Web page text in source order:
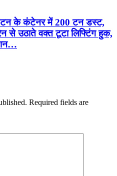
टन के कंटेनर में 200 टन डस्ट,
से उठाते वक्त टूटा लिफ्टिंग हुक,
Required fields are